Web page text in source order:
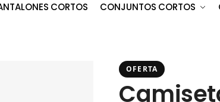
CORTOS CONJUNTOS CORTOS
OFERTA